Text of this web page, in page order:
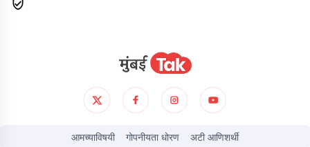
आमच्याविषयी गोपनीयता धोरण अटी आणिशर्थी